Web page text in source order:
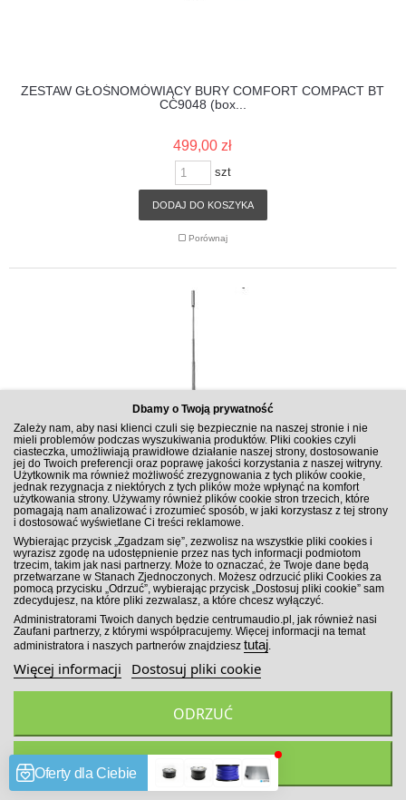
Dbamy o Twoją prywatność
Zależy nam, aby nasi klienci czuli się bezpiecznie na naszej stronie i nie
mieli problemów podczas wyszukiwania produktów. Pliki cookies czyli
ciasteczka, umożliwiają prawidłowe działanie naszej strony, dostosowanie
jej do Twoich preferencji oraz poprawę jakości korzystania z naszej witryny.
Użytkownik ma również możliwość zrezygnowania z tych plików cookie,
jednak rezygnacja z niektórych z tych plików może wpłynąć na komfort
użytkowania strony. Używamy również plików cookie stron trzecich, które
pomagają nam analizować i zrozumieć sposób, w jaki korzystasz z tej strony
i dostosować wyświetlane Ci treści reklamowe.
Wybierając przycisk „Zgadzam się”, zezwolisz na wszystkie pliki cookies i
wyrazisz zgodę na udostępnienie przez nas tych informacji podmiotom
trzecim, takim jak nasi partnerzy. Może to oznaczać, że Twoje dane będą
przetwarzane w Stanach Zjednoczonych. Możesz odrzucić pliki Cookies za
pomocą przycisku „Odrzuć”, wybierając przycisk „Dostosuj pliki cookie” sam
zdecydujesz, na które pliki zezwalasz, a które chcesz wyłączyć.
Administratorami Twoich danych będzie centrumaudio.pl, jak również nasi
Zaufani partnerzy, z którymi współpracujemy. Więcej informacji na temat
administratora i naszych partnerów znajdziesz tutaj.
Więcej informacji Dostosuj pliki cookie
ODRZUĆ
ZGADZAM SIĘ
ZESTAW GŁOŚNOMÓWIĄCY BURY COMFORT COMPACT BT
CC9048 (box...
499,00 zł
szt
DODAJ DO KOSZYKA
Porównaj
MASZT ANTENOWY UNIWERSALNY TELESKOP(ALU) 35CM
5M/6M
36,00 zł
DODAJ DO KOSZYKA